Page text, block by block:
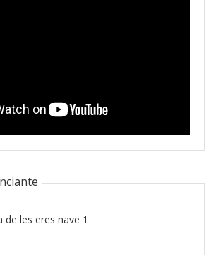
de les eres nave 1